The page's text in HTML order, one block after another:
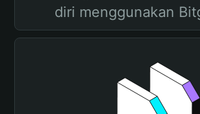
diri menggunakan